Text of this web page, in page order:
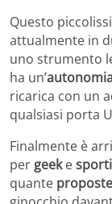
Questo
attualmente in
uno strumento
ha un’
ricarica con un
qualsiasi porta
Finalmente è
per geeke
quante